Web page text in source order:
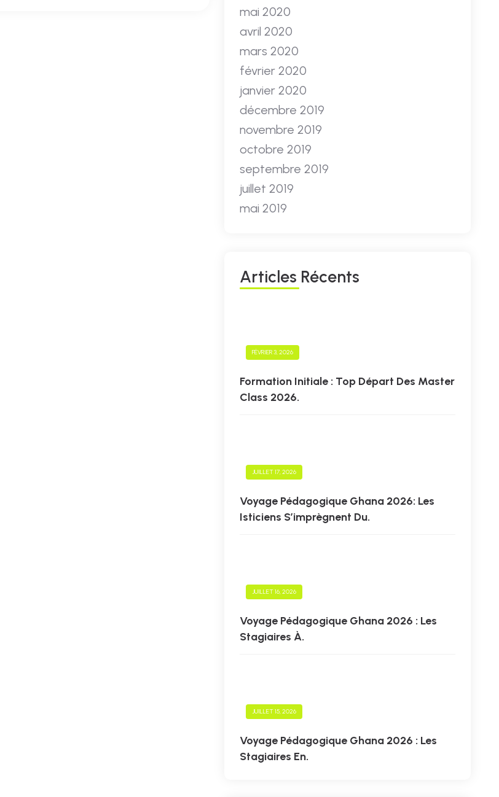
mai 2020
avril 2020
mars 2020
février 2020
janvier 2020
décembre 2019
novembre 2019
octobre 2019
septembre 2019
juillet 2019
mai 2019
ARTICLES RÉCENTS
FÉVRIER 3, 2026
Formation Initiale : Top Départ Des Master
Class 2026.
JUILLET 17, 2026
Voyage Pédagogique Ghana 2026: Les
Isticiens S’imprègnent Du.
JUILLET 16, 2026
Voyage Pédagogique Ghana 2026 : Les
Stagiaires À.
JUILLET 15, 2026
Voyage Pédagogique Ghana 2026 : Les
Stagiaires En.